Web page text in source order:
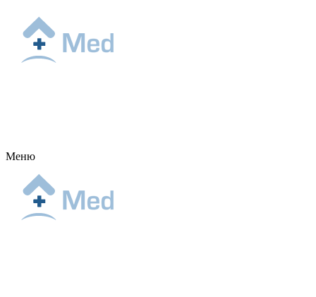
Меню